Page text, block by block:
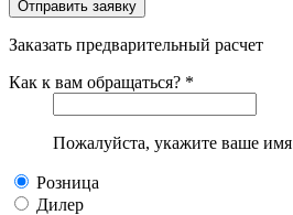
Заказать предварительный расчет
Как к вам обращаться? *
Пожалуйста, укажите ваше имя
Розница
Дилер